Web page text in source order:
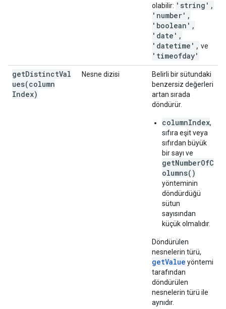
olabilir: 'string',
'number',
'boolean',
'date',
'datetime', ve
'timeofday'
getDistinctVal
ues(column
Index)
Nesne dizisi
Belirli bir sütundaki
benzersiz değerleri
artan sırada
döndürür.
columnIndex,
sıfıra eşit veya
sıfırdan büyük
bir sayı ve
getNumberOfC
olumns()
yönteminin
döndürdüğü
sütun
sayısından
küçük olmalıdır.
Döndürülen
nesnelerin türü,
getValue yöntemi
tarafından
döndürülen
nesnelerin türü ile
aynıdır.